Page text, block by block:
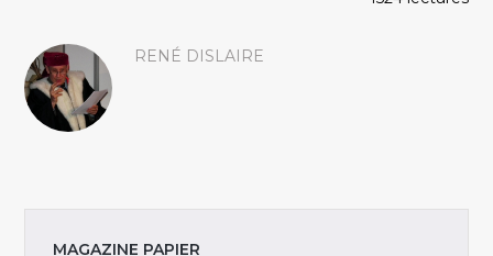
RENÉ DISLAIRE
MAGAZINE PAPIER